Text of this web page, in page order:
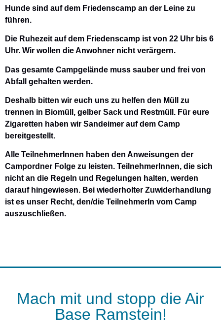
Hunde sind auf dem Friedenscamp an der Leine zu
führen.
Die Ruhezeit auf dem Friedenscamp ist von 22 Uhr bis 6
Uhr. Wir wollen die Anwohner nicht verärgern.
Das gesamte Campgelände muss sauber und frei von
Abfall gehalten werden.
Deshalb bitten wir euch uns zu helfen den Müll zu
trennen in Biomüll, gelber Sack und Restmüll. Für eure
Zigaretten haben wir Sandeimer auf dem Camp
bereitgestellt.
Alle TeilnehmerInnen haben den Anweisungen der
Campordner Folge zu leisten. TeilnehmerInnen, die sich
nicht an die Regeln und Regelungen halten, werden
darauf hingewiesen. Bei wiederholter Zuwiderhandlung
ist es unser Recht, den/die TeilnehmerIn vom Camp
auszuschließen.
Mach mit und stopp die Air
Base Ramstein!